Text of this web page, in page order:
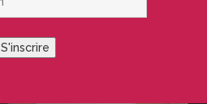
S'inscrire